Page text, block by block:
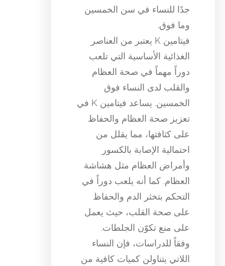
جدًا للنساء في سن الخمسين
وما فوق.
فيتامين K يعتبر من العناصر
الغذائية الأساسية التي تلعب
دوراً مهماً في صحة العظام
والقلب لدى النساء فوق
الخمسين. يساعد فيتامين K في
تعزيز صحة العظام والحفاظ
على كثافتها، مما يقلل من
احتمالية الإصابة بالكسور
وأمراض العظام مثل هشاشة
العظام. كما أنه يلعب دوراً في
التحكم بتخثر الدم والحفاظ
على صحة القلب، حيث يعمل
على منع تكوّن الجلطات.
وفقاً للدراسات، فإن النساء
اللاتي يتناولن كميات كافية من